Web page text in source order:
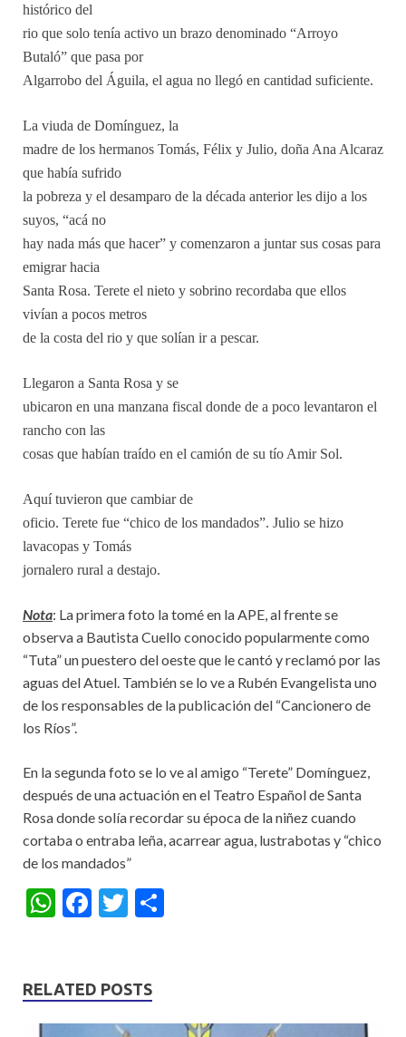
histórico del
rio que solo tenía activo un brazo denominado “Arroyo
Butaló” que pasa por
Algarrobo del Águila, el agua no llegó en cantidad suficiente.
La viuda de Domínguez, la
madre de los hermanos Tomás, Félix y Julio, doña Ana Alcaraz
que había sufrido
la pobreza y el desamparo de la década anterior les dijo a los
suyos, “acá no
hay nada más que hacer” y comenzaron a juntar sus cosas para
emigrar hacia
Santa Rosa. Terete el nieto y sobrino recordaba que ellos
vivían a pocos metros
de la costa del rio y que solían ir a pescar.
Llegaron a Santa Rosa y se
ubicaron en una manzana fiscal donde de a poco levantaron el
rancho con las
cosas que habían traído en el camión de su tío Amir Sol.
Aquí tuvieron que cambiar de
oficio. Terete fue “chico de los mandados”. Julio se hizo
lavacopas y Tomás
jornalero rural a destajo.
Nota: La primera foto la tomé en la APE, al frente se
observa a Bautista Cuello conocido popularmente como
“Tuta” un puestero del oeste que le cantó y reclamó por las
aguas del Atuel. También se lo ve a Rubén Evangelista uno
de los responsables de la publicación del “Cancionero de
los Ríos”.
En la segunda foto se lo ve al amigo “Terete” Domínguez,
después de una actuación en el Teatro Español de Santa
Rosa donde solía recordar su época de la niñez cuando
cortaba o entraba leña, acarrear agua, lustrabotas y “chico
de los mandados”
W
s
A
F
b
o
T
er
RELATED POSTS